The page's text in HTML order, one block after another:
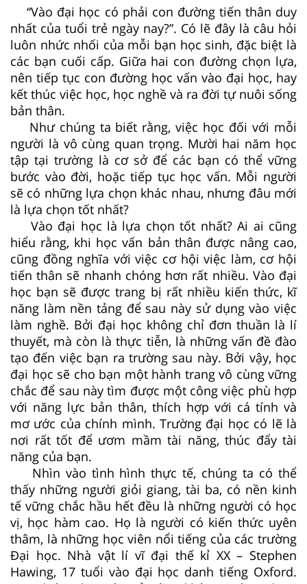
“Vào đại học có phải con đường tiến thân duy
nhất của tuổi trẻ ngày nay?”. Có lẽ đây là câu hỏi
luôn nhức nhối của mỗi bạn học sinh, đặc biệt là
các bạn cuối cấp. Giữa hai con đường chọn lựa,
nên tiếp tục con đường học vấn vào đại học, hay
kết thúc việc học, học nghề và ra đời tự nuôi sống
bản thân.
Như chúng ta biết rằng, việc học đối với mỗi
người là vô cùng quan trọng. Mười hai năm học
tập tại trường là cơ sở để các bạn có thể vững
bước vào đời, hoặc tiếp tục học vấn. Mỗi người
sẽ có những lựa chọn khác nhau, nhưng đâu mới
là lựa chọn tốt nhất?
Vào đại học là lựa chọn tốt nhất? Ai ai cũng
hiểu rằng, khi học vấn bản thân được nâng cao,
cũng đồng nghĩa với việc cơ hội việc làm, cơ hội
tiến thân sẽ nhanh chóng hơn rất nhiều. Vào đại
học bạn sẽ được trang bị rất nhiều kiến thức, kĩ
năng làm nền tảng để sau này sử dụng vào việc
làm nghề. Bởi đại học không chỉ đơn thuần là lí
thuyết, mà còn là thực tiễn, là những vấn đề đào
tạo đến việc bạn ra trường sau này. Bởi vậy, học
đại học sẽ cho bạn một hành trang vô cùng vững
chắc để sau này tìm được một công việc phù hợp
với năng lực bản thân, thích hợp với cá tính và
mơ ước của chính mình. Trường đại học có lẽ là
nơi rất tốt để ươm mầm tài năng, thúc đẩy tài
năng của bạn.
Nhìn vào tình hình thực tế, chúng ta có thể
thấy những người giỏi giang, tài ba, có nền kinh
tế vững chắc hầu hết đều là những người có học
vị, học hàm cao. Họ là người có kiến thức uyên
thâm, là những học viên nổi tiếng của các trường
Đại học. Nhà vật lí vĩ đại thế kỉ XX – Stephen
Hawing, 17 tuổi vào đại học danh tiếng Oxford.